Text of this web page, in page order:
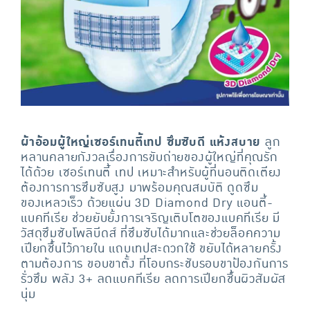
ผ้าอ้อมผู้ใหญ่เซอร์เทนตี้เทป ซึมซับดี แห้งสบาย ลูก
หลานคลายกังวลเรื่องการขับถ่ายของผู้ใหญ่ที่คุณรัก
ได้ด้วย เซอร์เทนตี้ เทป เหมาะสำหรับผู้ที่นอนติดเตียง
ต้องการการซึมซับสูง มาพร้อมคุณสมบัติ ดูดซึม
ของเหลวเร็ว ด้วยแผ่น 3D Diamond Dry แอนตี้-
แบคทีเรีย ช่วยยับยั้งการเจริญเติบโตของแบคทีเรีย มี
วัสดุซึมซับโพลิบีดส์ ที่ซึมซับได้มากและช่วยล็อคความ
เปียกชื้นไว้ภายใน แถบเทปสะดวกใช้ ขยับได้หลายครั้ง
ตามต้องการ ขอบขาตั้ง ที่โอบกระชับรอบขาป้องกันการ
รั่วซึม พลัง 3+ ลดแบคทีเรีย ลดการเปียกชื้นผิวสัมผัส
นุ่ม